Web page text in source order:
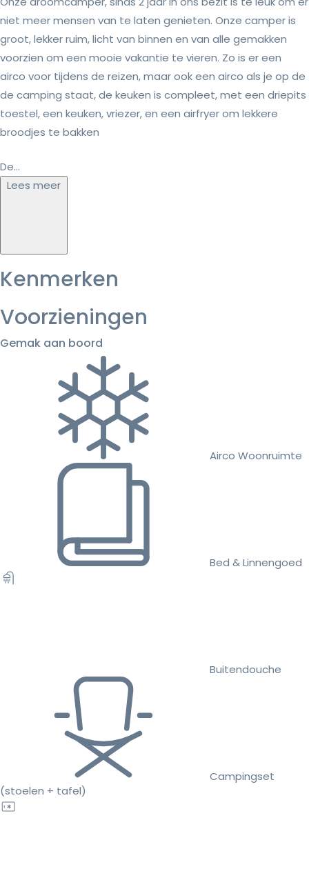
niet meer mensen van te laten genieten. Onze camper is
groot, lekker ruim, licht van binnen en van alle gemakken
voorzien om een mooie vakantie te vieren. Zo is er een
airco voor tijdens de reizen, maar ook een airco als je op de
de camping staat, de keuken is compleet, met een driepits
toestel, een keuken, vriezer, en een airfryer om lekkere
broodjes te bakken
De...
Lees meer
Kenmerken
Voorzieningen
Gemak aan boord
Airco Woonruimte
Bed & Linnengoed
Buitendouche
Campingset
(stoelen + tafel)